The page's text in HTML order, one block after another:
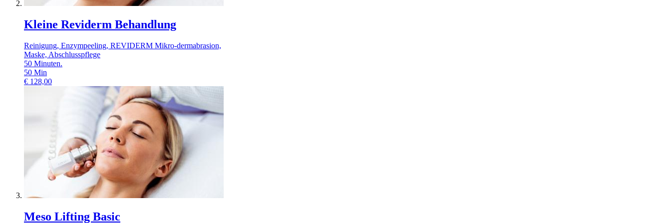
Kleine Reviderm Behandlung
Reinigung, Enzympeeling, REVIDERM Mikro-dermabrasion,
Maske, Abschlusspflege
50 Minuten.
50 Min
€ 128,00
Meso Lifting Basic